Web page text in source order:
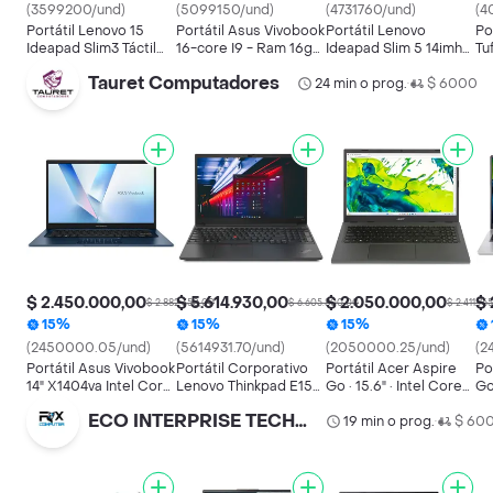
(3599200/und)
Portátil Lenovo 15
Ideapad Slim3 Táctil
Corei5 - 24gb-512gb
(5099150/und)
Portátil Asus Vivobook
16-core I9 - Ram 16gb
(4731760/und)
Portátil Lenovo
Ideapad Slim 5 14imh9
Color Gris
Tauret Computadores 24 min o prog.• $ 6000
$ 2.450.000,00$ 2.882.350,00
15%
(2450000.05/und)
Portátil Asus Vivobook
14" X1404va Intel Core
512gb W11h (inglés)
$ 5.614.930,00$ 6.605.800,00
15%
(5614931.70/und)
Portátil Corporativo
Lenovo Thinkpad E15
Core I7-1165g7 · Ram
Pro · Teclado Inglés
$ 2.050.000,00$
15%
(2050000.25/und)
Portátil Acer Aspire
Go · 15.6" · Intel Core
Ddr5 · Ssd M.2 512gb ·
$
ECO INTERPRISE TECHNOLOGY 19 min o prog.• $